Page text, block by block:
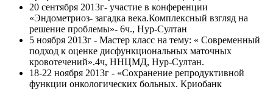
20 сентября 2013г- участие в конференции
«Эндометриоз- загадка века.Комплексный взгляд на
решение проблемы»- 6ч., Нур-Султан
5 ноября 2013г - Мастер класс на тему: « Современный
подход к оценке дисфункциональных маточных
кровотечений».4ч, ННЦМД, Нур-Султан.
18-22 ноября 2013г - «Сохранение репродуктивной
функции онкологических больных. Криобанк